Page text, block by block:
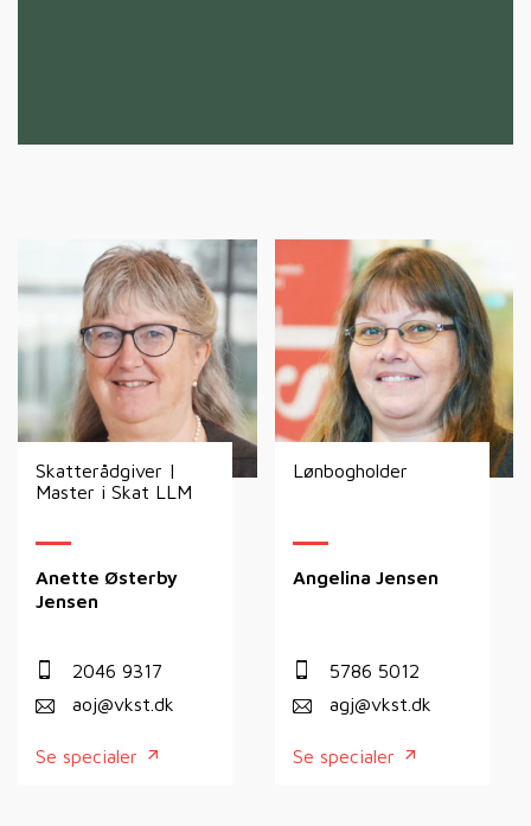
Skatterådgiver |
Master i Skat LLM
Anette Østerby
Jensen
2046 9317
aoj@vkst.dk
Se specialer
Lønbogholder
Angelina Jensen
5786 5012
agj@vkst.dk
Se specialer